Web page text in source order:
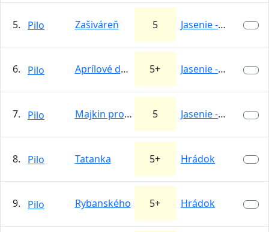
5. Pilo Zašiváreň 5 Jasenie -…
6. Pilo Aprílové dažde 5+ Jasenie -…
7. Pilo Majkin problém 5 Jasenie -…
8. Pilo Tatanka 5+ Hrádok
9. Pilo Rybanského 5+ Hrádok